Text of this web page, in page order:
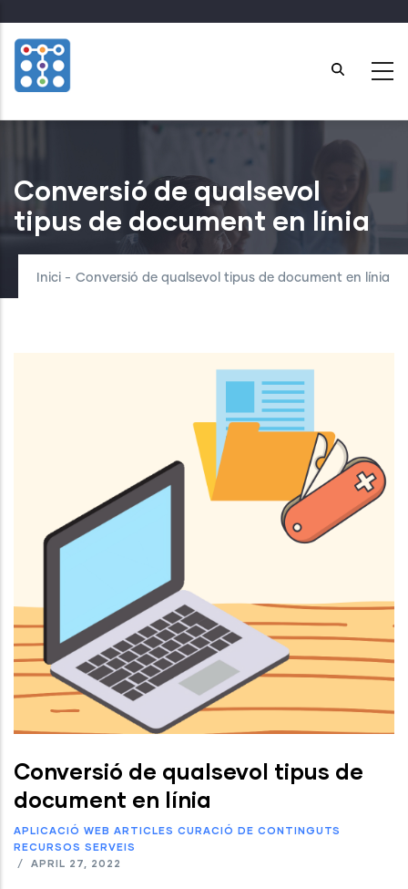
to
main
content
Conversió de qualsevol
tipus de document en línia
Inici - Conversió de qualsevol tipus de document en línia
Conversió de qualsevol tipus de
document en línia
APLICACIÓ WEB ARTICLES CURACIÓ DE CONTINGUTS
RECURSOS SERVEIS
/
APRIL 27, 2022